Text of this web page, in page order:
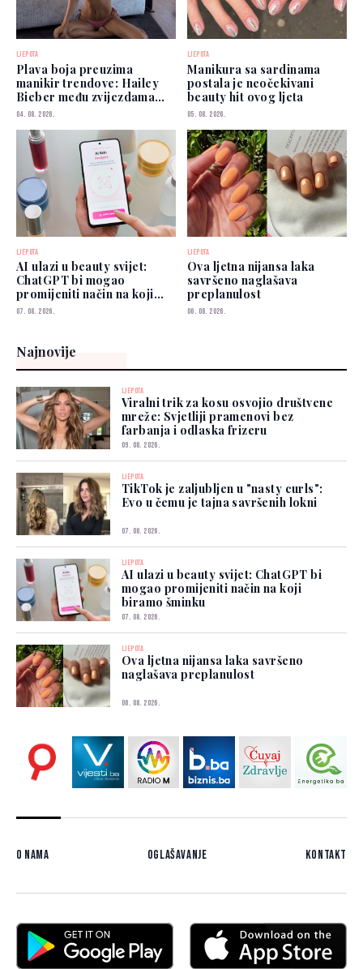
LJEPOTA
Plava boja preuzima
manikir trendove: Hailey
Bieber među zvijezdama
koje je već nose
04. 08. 2026.
LJEPOTA
Manikura sa sardinama
postala je neočekivani
beauty hit ovog ljeta
05. 08. 2026.
LJEPOTA
AI ulazi u beauty svijet:
ChatGPT bi mogao
promijeniti način na koji
biramo šminku
07. 08. 2026.
LJEPOTA
Ova ljetna nijansa laka
savršeno naglašava
preplanulost
06. 08. 2026.
Najnovije
LJEPOTA
Viralni trik za kosu osvojio društvene
mreže: Svjetliji pramenovi bez
farbanja i odlaska frizeru
09. 08. 2026.
LJEPOTA
TikTok je zaljubljen u "nasty curls":
Evo u čemu je tajna savršenih lokni
07. 08. 2026.
LJEPOTA
AI ulazi u beauty svijet: ChatGPT bi
mogao promijeniti način na koji
biramo šminku
07. 08. 2026.
LJEPOTA
Ova ljetna nijansa laka savršeno
naglašava preplanulost
06. 08. 2026.
O nama Oglašavanje Kontakt